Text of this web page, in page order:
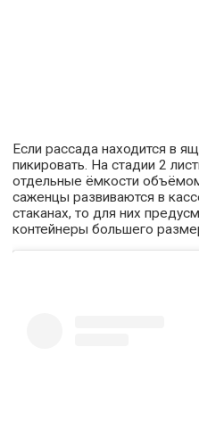
Если рассада находится в
пикировать. На стадии 2
отдельные ёмкости
саженцы развиваются в
стаканах, то для них
контейнеры большего